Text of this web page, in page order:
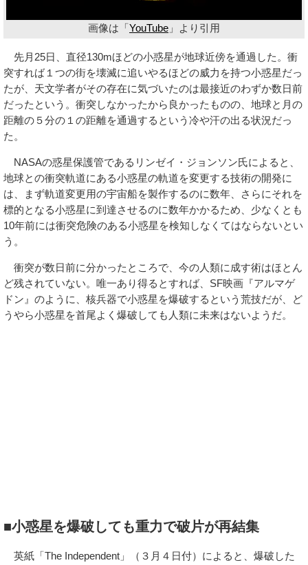
画像は「YouTube 」より引用
先月25日、直径130mほどの小惑星が地球近傍を通過した。衝
突すれば１つの街を壊滅に追いやるほどの威力を持つ小惑星だっ
たが、天文学者がその存在に気づいたのは最接近のわずか数日前
だったという。衝突しなかったから良かったものの、地球と月の
距離の５分の１の距離を通過するという冷や汗の出る状況だっ
た。
NASAの惑星保護管であるリンゼイ・ジョンソン氏によると、
地球との衝突軌道にある小惑星の軌道を変更する技術の開発に
は、まず軌道変更用の宇宙船を製作するのに数年、さらにそれを
標的となる小惑星に到達させるのに数年かかるため、少なくとも
10年前には衝突危険のある小惑星を検知しなくてはならないとい
う。
衝突が数日前に分かったところで、今の人類に成す術はほとん
ど残されていない。唯一あり得るとすれば、SF映画『アルマゲ
ドン』のように、核兵器で小惑星を爆破するという荒技だが、ど
うやら小惑星を首尾よく爆破しても人類に未来はないようだ。
■小惑星を爆破しても重力で破片が再結集
英紙「The Independent」（３月４日付）によると、爆破した